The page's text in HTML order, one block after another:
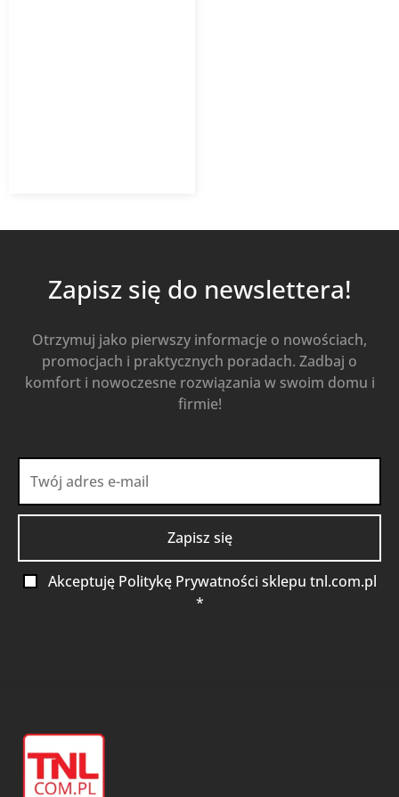
Zapisz się do newslettera!
Otrzymuj jako pierwszy informacje o nowościach,
promocjach i praktycznych poradach. Zadbaj o
komfort i nowoczesne rozwiązania w swoim domu i
firmie!
Akceptuję Politykę Prywatności sklepu tnl.com.pl
*